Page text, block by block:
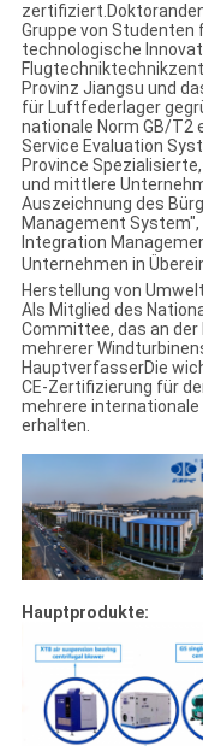
Gruppe von
technologische
Provinz Jiangsu und
für Luftfederlager
nationale Norm GB/T2
Service Evaluation
Province
und mittlere
Auszeichnung des
Management
Integration
Unternehmen in
Herstellung von
Als Mitglied des
Committee, das an der
mehrerer
HauptverfasserDie
CE-Zertifizierung für
mehrere internationale
erhalten.
Hauptprodukte: